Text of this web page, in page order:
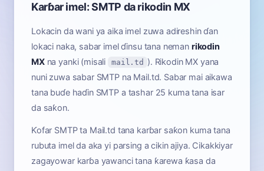
Karɓar imel: SMTP da rikodin MX
Lokacin da wani ya aika imel zuwa adireshin ɗan
lokaci naka, sabar imel ɗinsu tana neman rikodin
MXna yanki (misali mail.td ). Rikodin MX yana
nuni zuwa sabar SMTP na Mail.td. Sabar mai aikawa
tana buɗe haɗin SMTP a tashar 25 kuma tana isar
da saƙon.
Ƙofar SMTP ta Mail.td tana karɓar saƙon kuma tana
rubuta imel da aka yi parsing a cikin ajiya. Cikakkiyar
zagayowar karɓa yawanci tana ƙarewa ƙasa da